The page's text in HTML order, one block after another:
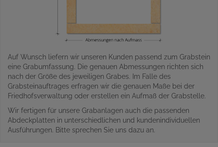
Auf Wunsch liefern wir unseren Kunden passend zum Grabstein
eine Grabumfassung. Die genauen Abmessungen richten sich
nach der Größe des jeweiligen Grabes. Im Falle des
Grabsteinauftrages erfragen wir die genauen Maße bei der
Friedhofsverwaltung oder erstellen ein Aufmaß der Grabstelle.
Wir fertigen für unsere Grabanlagen auch die passenden
Abdeckplatten in unterschiedlichen und kundenindividuellen
Ausführungen. Bitte sprechen Sie uns dazu an.